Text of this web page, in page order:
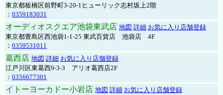
東京都板橋区前野町3-20-1ヒューリック志村坂上2階
： 0359183031
オーディオスクエア池袋東武店 地図 詳細 お気に入り店舗登録
東京都豊島区西池袋1-1-25 東武百貨店 池袋店 4F
： 0359531011
葛西店 地図 詳細 お気に入り店舗登録
江戸川区東葛西9-3-3 アリオ葛西店2F
： 0356677301
イトーヨーカドー小岩店 地図 詳細 お気に入り店舗登録